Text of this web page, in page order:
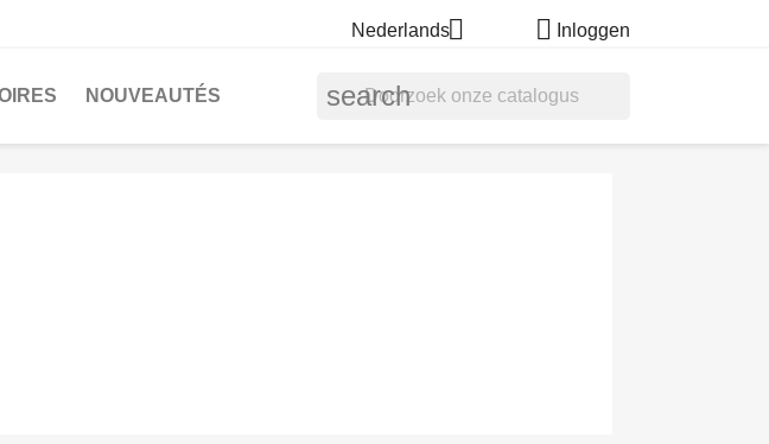
Nederlands  Inloggen
NOUVEAUTÉS search